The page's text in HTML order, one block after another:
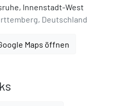
Innenstadt-West
Deutschland
Maps öffnen